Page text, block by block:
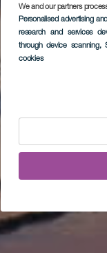
We and our partners
Personalised advertising
research and services
through device scanning,
cookies